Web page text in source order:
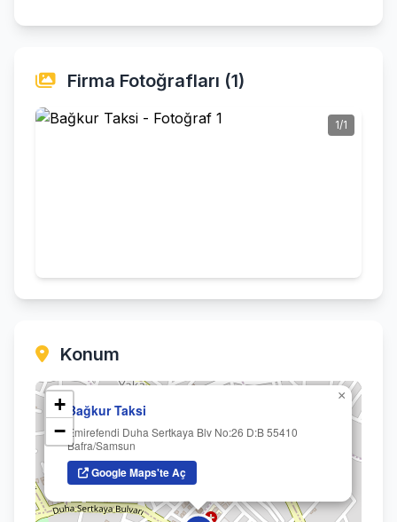
Firma Fotoğrafları (1)
1/1
Konum
Bağkur Taksi
Emirefendi Duha Sertkaya Blv No:26 D:B 55410
Bafra/Samsun
Google Maps'te Aç
×
+
−